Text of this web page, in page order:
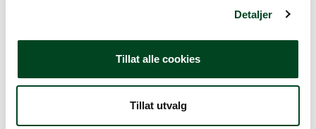
Detaljer
Tillat alle cookies
Tillat utvalg